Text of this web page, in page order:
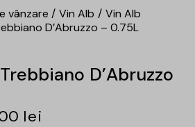
vânzare Vin Alb
Vin Alb
D’Abruzzo – 0.75L
D’Abruzzo
lei